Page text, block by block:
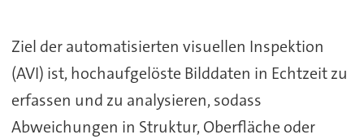
Ziel der automatisierten visuellen Inspektion
(AVI) ist, hochaufgelöste Bilddaten in Echtzeit zu
erfassen und zu analysieren, sodass
Abweichungen in Struktur, Oberfläche oder